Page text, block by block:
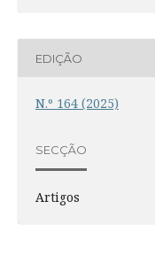
EDIÇÃO
N.º 164 (2025)
SECÇÃO
Artigos